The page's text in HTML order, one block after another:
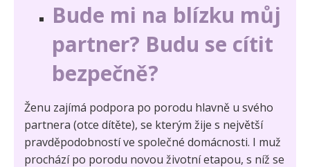
Bude mi na blízku můj
partner? Budu se cítit
bezpečně?
Ženu zajímá podpora po porodu hlavně u svého
partnera (otce dítěte), se kterým žije s největší
pravděpodobností ve společné domácnosti. I muž
prochází po porodu novou životní etapou, s níž se